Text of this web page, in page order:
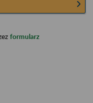
formularz